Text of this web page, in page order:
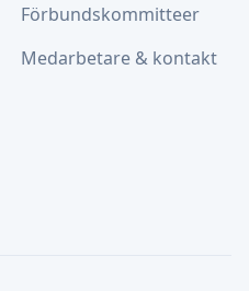
Förbundskommitteer
Medarbetare & kontakt